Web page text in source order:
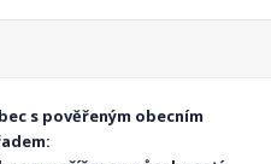
s pověřeným obecním